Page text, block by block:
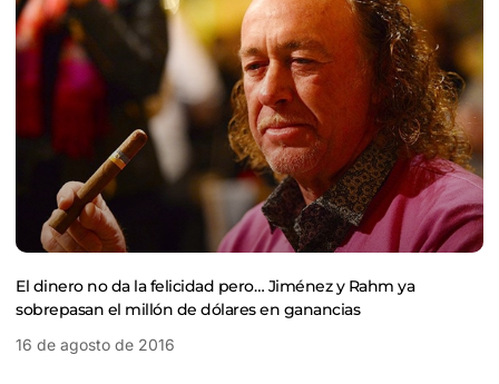
El dinero no da la felicidad pero… Jiménez y Rahm ya
sobrepasan el millón de dólares en ganancias
16 de agosto de 2016